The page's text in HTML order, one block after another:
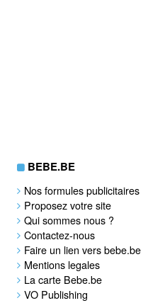
BEBE.BE
Nos formules publicitaires
Proposez votre site
Qui sommes nous ?
Contactez-nous
Faire un lien vers bebe.be
Mentions legales
La carte Bebe.be
VO Publishing